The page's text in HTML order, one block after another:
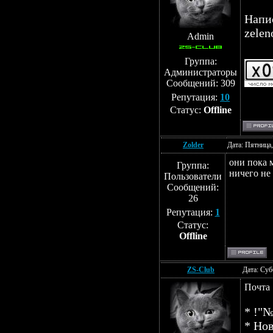
Admin
Группа:
Администраторы
Сообщений: 309
Репутация: 10
Статус: Offline
Zolder Дата:
Группа:
Пользователи
Сообщений:
26
Репутация: 1
Статус:
Offline
они пока
ничего не
ZS-Club Дата:
Почта
*
*